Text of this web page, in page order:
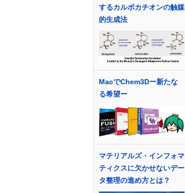
するカルボカチオンの触媒
的生成法
MacでChem3Dー新たな
る希望ー
マテリアルズ・インフォマ
ティクスに欠かせないデー
タ整理の進め方とは？